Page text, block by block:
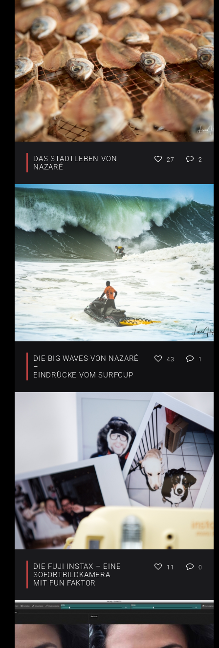
DAS STADTLEBEN VON
NAZARÉ
27 2
DIE BIG WAVES VON NAZARÉ
–
EINDRÜCKE VOM SURFCUP
43 1
DIE FUJI INSTAX – EINE
SOFORTBILDKAMERA
MIT FUN FAKTOR
11 0